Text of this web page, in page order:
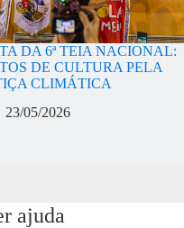
DA 6ª TEIA NACIONAL:
DE CULTURA PELA
CLIMÁTICA
23/05/2026
ajuda